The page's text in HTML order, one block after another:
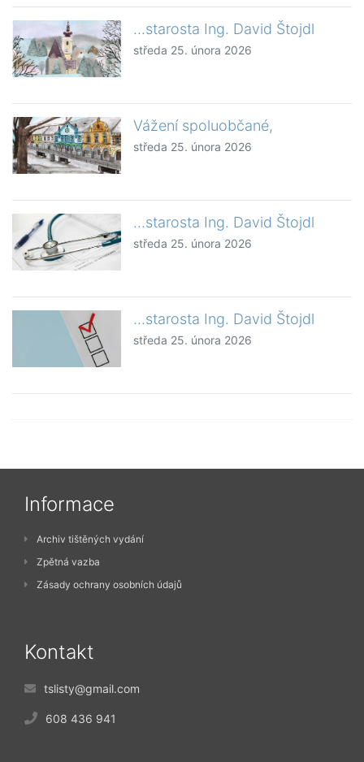
...starosta Ing. David Štojdl
středa 25. února 2026
Vážení spoluobčané,
středa 25. února 2026
...starosta Ing. David Štojdl
středa 25. února 2026
...starosta Ing. David Štojdl
středa 25. února 2026
Informace
Archiv tištěných vydání
Zpětná vazba
Zásady ochrany osobních údajů
Kontakt
tslisty@gmail.com
608 436 941